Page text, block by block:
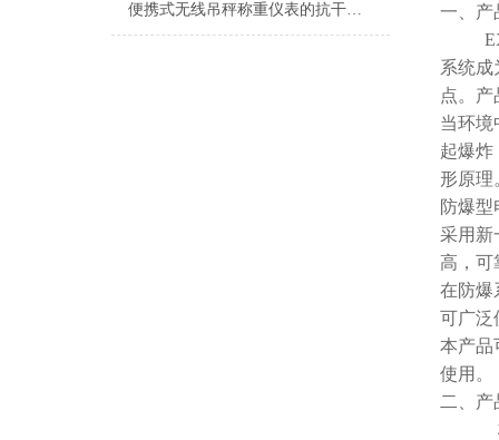
便携式无线吊秤称重仪表的抗干扰设计
一、产
系统成
点。
当环境
起爆炸
形原理
防爆
采用新
高，可
在防爆
可广泛
本产品
使用。
二、产